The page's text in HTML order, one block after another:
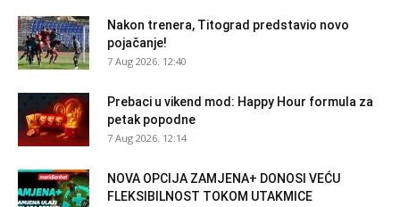
Nakon trenera, Titograd predstavio novo
pojačanje!
7 Aug 2026. 12:40
Prebaci u vikend mod: Happy Hour formula za
petak popodne
7 Aug 2026. 12:14
NOVA OPCIJA ZAMJENA+ DONOSI VEĆU
FLEKSIBILNOST TOKOM UTAKMICE